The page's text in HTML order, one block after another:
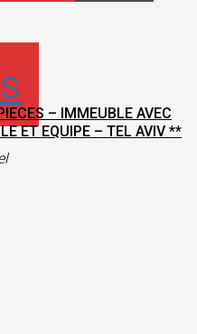
– IMMEUBLE AVEC
ET EQUIPE – TEL AVIV **